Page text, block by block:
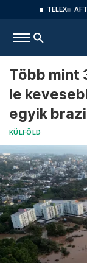
TELEX
Több mint
le
egyik
KÜLFÖLD